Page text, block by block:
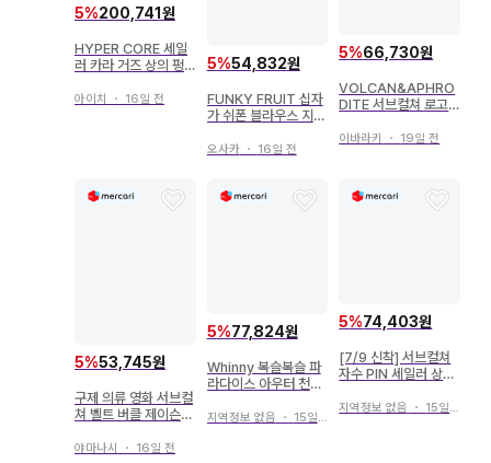
5%200,741원
HYPER CORE 세일
러 카라 거즈 상의 펑
아이치 ・ 16일 전
5%54,832원
FUNKY FRUIT 십자
가 쉬폰 블라우스 지뢰
일러
오사카・ 16일 전
5%66,730원
VOLCAN&APHRO
DITE 서브컬쳐 로고
이바라키 ・ 19일 전
5%53,745원
구제 의류 영화 서브컬
쳐 벨트 버클 제이슨
야마나시 ・ 16일 전
5%77,824원
Whinny 복슬복슬 파
라다이스 아우터 천사
보아 플리스
지역정보 없음 ・ 15일 전
5%74,403원
[7/9 신착] 서브컬쳐
자수 PIN 세일러 상의
지역정보 없음 ・ 15일 전